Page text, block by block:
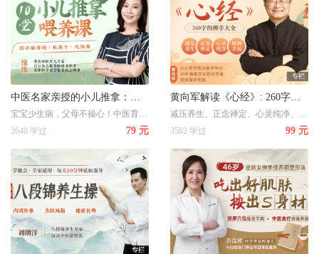
中医名家亲授的小儿推拿：轻松告别常见病，孩子睡得稳、长高个、吃饭香
宝宝少生病，父母不操心！中医育儿专家详解小儿推拿技巧
2640 学过
79 元
黄向军解读《心经》: 260字的佛学大全
减压养生、正念禅定、心灵纯净、精神幸福。
3582 学过
99 元